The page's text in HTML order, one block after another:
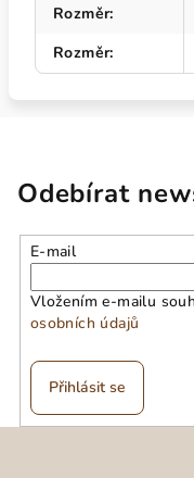
Rozměr:
Rozměr:
Odebírat
E-mail
Vložením e-mailu
osobních údajů
Přihlásit se